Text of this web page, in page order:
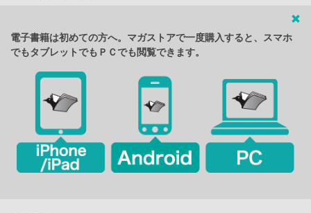
電子書籍は初めての方へ。マガストアで一度購入すると、スマホ
でもタブレットでもＰＣでも閲覧できます。